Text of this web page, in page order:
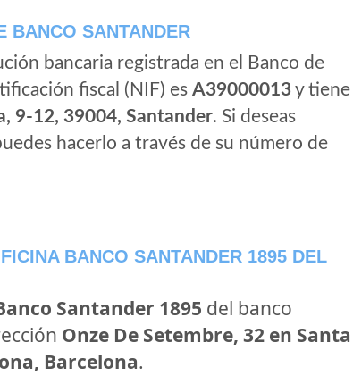
BANCO SANTANDER
bancaria registrada en el Banco de
fiscal (NIF) es A39000013y tiene
9-12, 39004, Santander. Si deseas
hacerlo a través de su número de
BANCO SANTANDER 1895 DEL
Santander 1895 del banco
Onze De Setembre, 32 en Santa
Barcelona.